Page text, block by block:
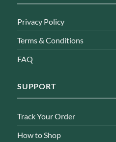
Privacy Policy
Terms & Conditions
FAQ
SUPPORT
Track Your Order
How to Shop